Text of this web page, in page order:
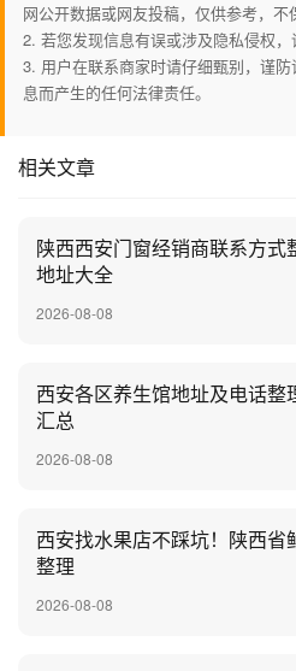
网公开数据或网友投稿，仅供参考，不
2. 若您发现信息有误或涉及隐私侵权，
3. 用户在联系商家时请仔细甄别，谨
息而产生的任何法律责任。
相关文章
陕西西安门窗经销商联系方
地址大全
2026-08-08
西安各区养生馆地址及电话整
汇总
2026-08-08
西安找水果店不踩坑！陕西
整理
2026-08-08